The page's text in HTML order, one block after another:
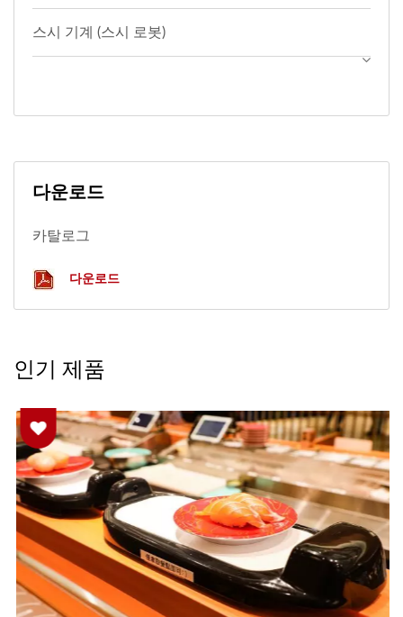
스시 기계 (스시 로봇)
다운로드
카탈로그
다운로드
인기 제품